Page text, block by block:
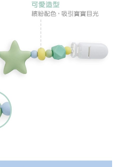
依據個別帳號之用戶狀況，依本公司即
額度不足之情形，本公司將視審查結果
人資訊註冊。若發現惡意使用之情形，
用戶之使用額度並採取法律行動。